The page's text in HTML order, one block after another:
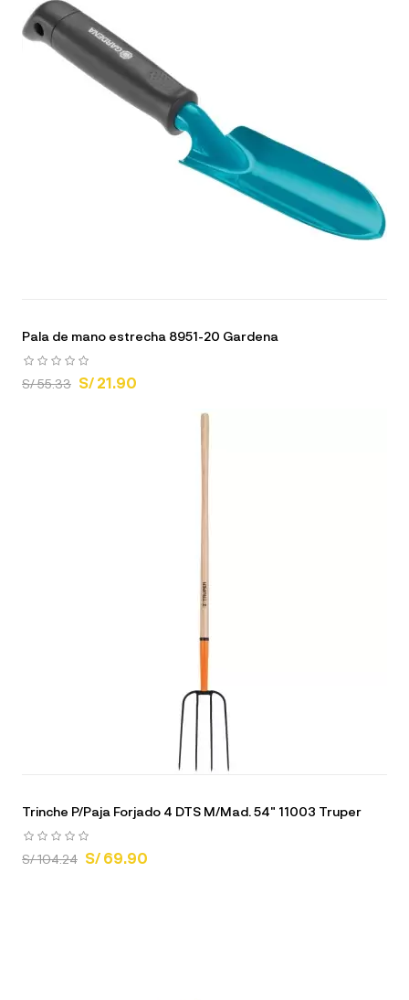
Pala de mano estrecha 8951-20 Gardena
S/ 55.33 S/ 21.90
Trinche P/Paja Forjado 4 DTS M/Mad. 54" 11003 Truper
S/ 104.24 S/ 69.90